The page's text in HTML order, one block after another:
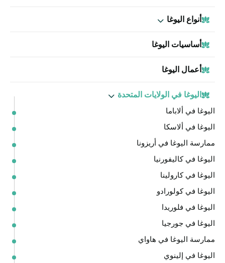
أنواع اليوغا
أساسيات اليوغا
أعمال اليوغا
اليوغا في الولايات المتحدة
اليوغا في ألاباما
اليوغا في ألاسكا
ممارسة اليوغا في أريزونا
اليوغا في كاليفورنيا
اليوغا في كارولينا
اليوغا في كولورادو
اليوغا في فلوريدا
اليوغا في جورجيا
ممارسة اليوغا في هاواي
اليوغا في إلينوي